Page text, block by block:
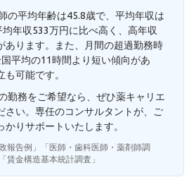
の平均年齢は45.8歳で、平均年収は
年収533万円に比べ高く、高年収
あります。また、月間の超過勤務時
平均の11時間より短い傾向があ
可能です。
勤務をご希望なら、ぜひ薬キャリエ
さい。専任のコンサルタントが、ご
りサポートいたします。
報告例」「医師・歯科医師・薬剤師調
賃金構造基本統計調査」